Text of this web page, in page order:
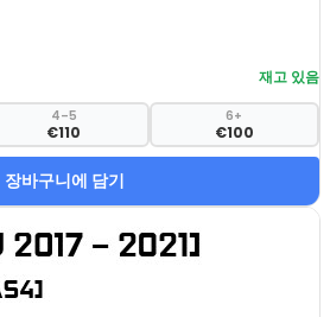
재고 있음
4–5
€110
6+
€100
장바구니에 담기